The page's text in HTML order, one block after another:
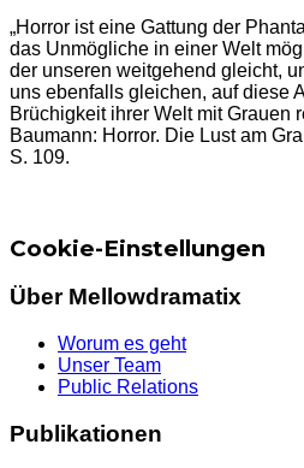
„Horror ist eine Gattung der
das Unmögliche in einer Welt
der unseren weitgehend gleicht,
uns ebenfalls gleichen, auf diese
Brüchigkeit ihrer Welt mit Grauen
Baumann: Horror. Die Lust am
S. 109.
Cookie-Einstellungen
Über Mellowdramatix
Worum es geht
Unser Team
Public Relations
Publikationen